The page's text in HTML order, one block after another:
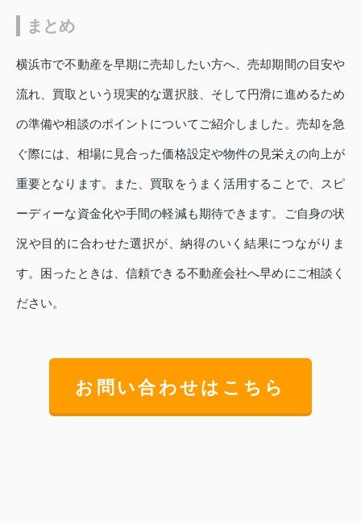
まとめ
横浜市で不動産を早期に売却したい方へ、売却期間の目安や
流れ、買取という現実的な選択肢、そして円滑に進めるため
の準備や相談のポイントについてご紹介しました。売却を急
ぐ際には、相場に見合った価格設定や物件の見栄えの向上が
重要となります。また、買取をうまく活用することで、スピ
ーディーな資金化や手間の軽減も期待できます。ご自身の状
況や目的に合わせた選択が、納得のいく結果につながりま
す。困ったときは、信頼できる不動産会社へ早めにご相談く
ださい。
お問い合わせはこちら